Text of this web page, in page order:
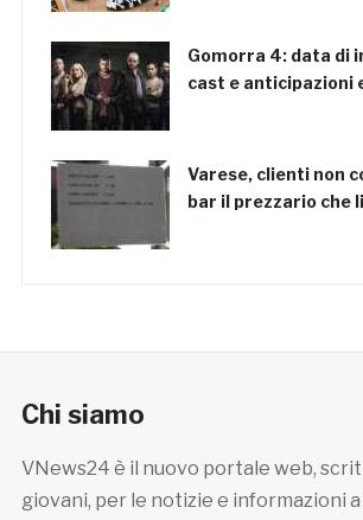
Gomorra 4: data di
cast e anticipazioni
Varese, clienti non
bar il prezzario che
Chi siamo
VNews24 è il nuovo portale web,
giovani, per le notizie e informazioni a